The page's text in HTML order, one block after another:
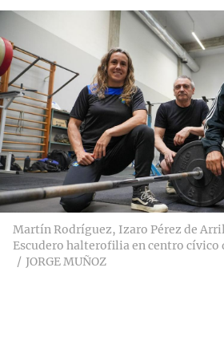
Martín Rodríguez, Izaro Pérez de
Escudero halterofilia en centro cívico
JORGE MUÑOZ